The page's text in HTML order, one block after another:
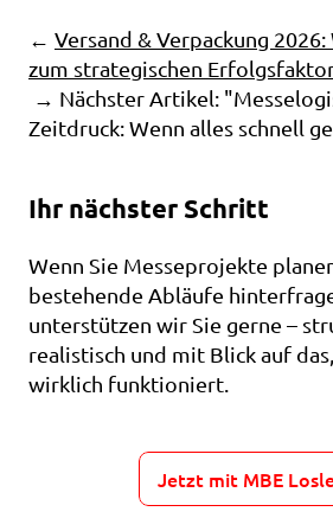
← Versand & Verpackung
zum strategischen
Zeitdruck: Wenn alles schnell
Ihr nächster Schritt
Wenn Sie Messeprojekte
bestehende Abläufe
unterstützen wir Sie gerne –
realistisch und mit Blick auf
wirklich funktioniert.
Jetzt mit MBE